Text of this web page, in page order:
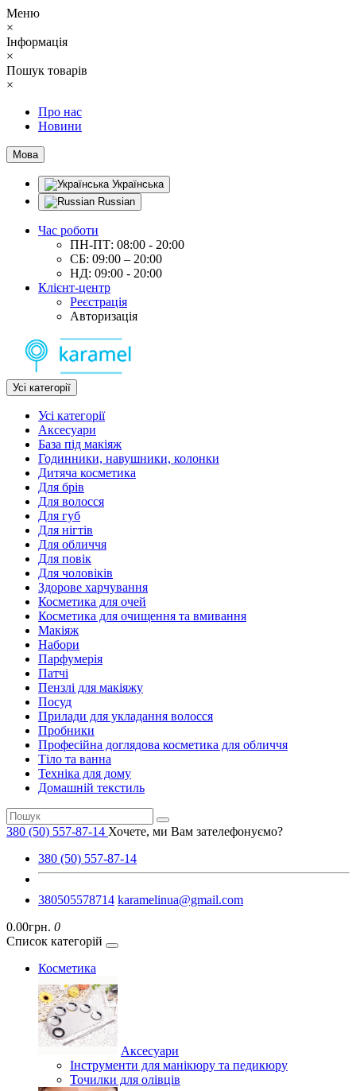
Меню
×
Інформація
×
Пошук товарів
×
Про нас
Новини
Мова
Українська
Russian
Час роботи
ПН-ПТ: 08:00 - 20:00
СБ: 09:00 – 20:00
НД: 09:00 - 20:00
Клієнт-центр
Реєстрація
Авторизація
Усі категорії
Усі категорії
Аксесуари
База під макіяж
Годинники, навушники, колонки
Дитяча косметика
Для брів
Для волосся
Для губ
Для нігтів
Для обличчя
Для повік
Для чоловіків
Здорове харчування
Косметика для очей
Косметика для очищення та вмивання
Макіяж
Набори
Парфумерія
Патчі
Пензлі для макіяжу
Посуд
Прилади для укладання волосся
Пробники
Професійна доглядова косметика для обличчя
Тіло та ванна
Техніка для дому
Домашній текстиль
380 (50) 557-87-14 Хочете, ми Вам зателефонуємо?
380 (50) 557-87-14
380505578714 karamelinua@gmail.com
0.00грн. 0
Список категорій
Косметика
Аксесуари
Інструменти для манікюру та педикюру
Точилки для олівців